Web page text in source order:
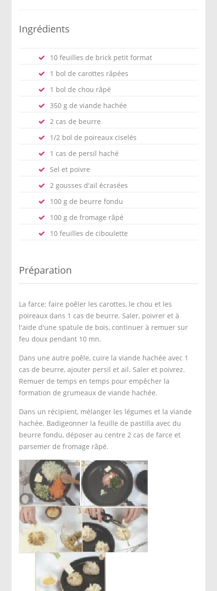
Ingrédients
10 feuilles de brick petit format
1 bol de carottes râpées
1 bol de chou râpé
350 g de viande hachée
2 cas de beurre
1/2 bol de poireaux ciselés
1 cas de persil haché
Sel et poivre
2 gousses d'ail écrasées
100 g de beurre fondu
100 g de fromage râpé
10 feuilles de ciboulette
Préparation
La farce: faire poêler les carottes, le chou et les
poireaux dans 1 cas de beurre. Saler, poivrer et à
l'aide d'une spatule de bois, continuer à remuer sur
feu doux pendant 10 mn.
Dans une autre poêle, cuire la viande hachée avec 1
cas de beurre, ajouter persil et ail. Saler et poivrez.
Remuer de temps en temps pour empêcher la
formation de grumeaux de viande hachée.
Dans un récipient, mélanger les légumes et la viande
hachée. Badigeonner la feuille de pastilla avec du
beurre fondu, déposer au centre 2 cas de farce et
parsemer de fromage râpé.
Former des bourses avec les feuilles de
brick, nouer avec des brins de
ciboulettes et découper aux ciseaux les
surplus de feuilles de brick.
Disposer les bourses sur une plaque à
four, les enduire de beurre fondu et
enfourner pendant 15 mn à 180C
jusqu'à ce qu elles deviennent bien